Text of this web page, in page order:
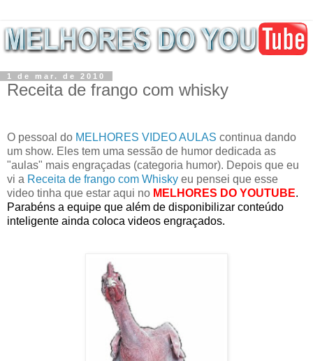
1 de mar. de 2010
Receita de frango com whisky
O pessoal do MELHORES VIDEO AULAS continua dando
um show. Eles tem uma sessão de humor dedicada as
"aulas" mais engraçadas (categoria humor). Depois que eu
vi a Receita de frango com Whisky eu pensei que esse
video tinha que estar aqui no MELHORES DO YOUTUBE.
Parabéns a equipe que além de disponibilizar conteúdo
inteligente ainda coloca videos engraçados.